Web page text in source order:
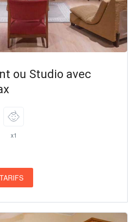
ou Studio avec
x1